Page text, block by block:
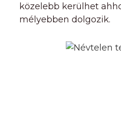
közelebb kerülhet
mélyebben dolgozik.